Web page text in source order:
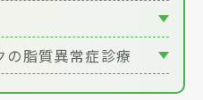
の脂質異常症診療